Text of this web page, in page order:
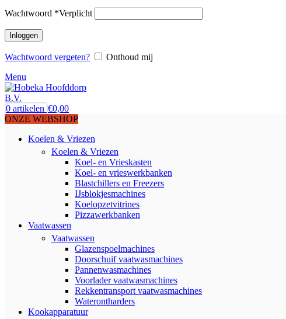
Wachtwoord *Verplicht
Inloggen
Wachtwoord vergeten?
Onthoud mij
Menu
0 artikelen €0,00
ONZE WEBSHOP
Koelen & Vriezen
Koelen & Vriezen
Koel- en Vrieskasten
Koel- en vrieswerkbanken
Blastchillers en Freezers
IJsblokjesmachines
Koelopzetvitrines
Pizzawerkbanken
Vaatwassen
Vaatwassen
Glazenspoelmachines
Doorschuif vaatwasmachines
Pannenwasmachines
Voorlader vaatwasmachines
Rekkentransport vaatwasmachines
Waterontharders
Kookapparatuur